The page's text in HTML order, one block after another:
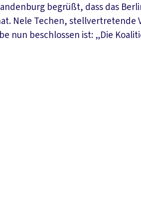
begrüßt, dass das
Nele Techen, stellvertretende
nun beschlossen ist: „Die